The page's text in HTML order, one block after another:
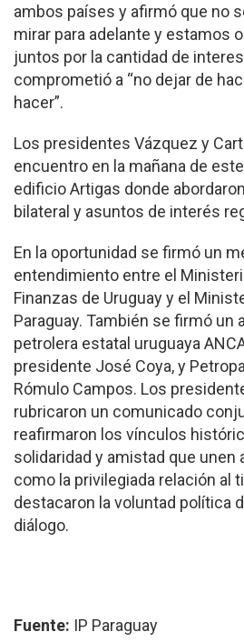
ambos países y afirmó que no
mirar para adelante y estamos
juntos por la cantidad de
comprometió a “no dejar de
hacer”.
Los presidentes Vázquez y
encuentro en la mañana de
edificio Artigas donde
bilateral y asuntos de interés
En la oportunidad se firmó un
entendimiento entre el
Finanzas de Uruguay y el
Paraguay. También se firmó un
petrolera estatal uruguaya
presidente José Coya, y
Rómulo Campos. Los
rubricaron un comunicado
reafirmaron los vínculos
solidaridad y amistad que unen
como la privilegiada relación al
destacaron la voluntad política
diálogo.
Fuente: IP Paraguay